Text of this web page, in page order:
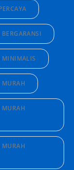
MINIMALIS
MURAH
MURAH
MURAH